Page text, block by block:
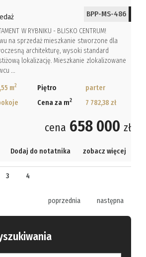
BPP-MS-486
W RYBNIKU - BLISKO CENTRUM!
na sprzedaż mieszkanie stworzone dla
architekturę, wysoki standard
lokalizację. Mieszkanie zlokalizowane
...
m2 Piętro
parter
Cena za m2 7 782,38 zł
cena 658 000 zł
Dodaj do notatnika zobacz więcej
3 4
poprzednia następna